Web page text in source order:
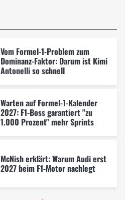
Vom Formel-1-Problem zum
Dominanz-Faktor: Darum ist Kimi
Antonelli so schnell
Warten auf Formel-1-Kalender
2027: F1-Boss garantiert "zu
1.000 Prozent" mehr Sprints
McNish erklärt: Warum Audi erst
2027 beim F1-Motor nachlegt